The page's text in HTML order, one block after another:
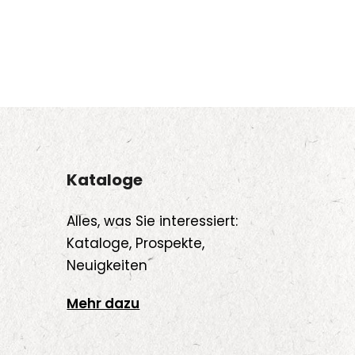
Kataloge
Alles, was Sie interessiert:
Kataloge, Prospekte,
Neuigkeiten
Mehr dazu